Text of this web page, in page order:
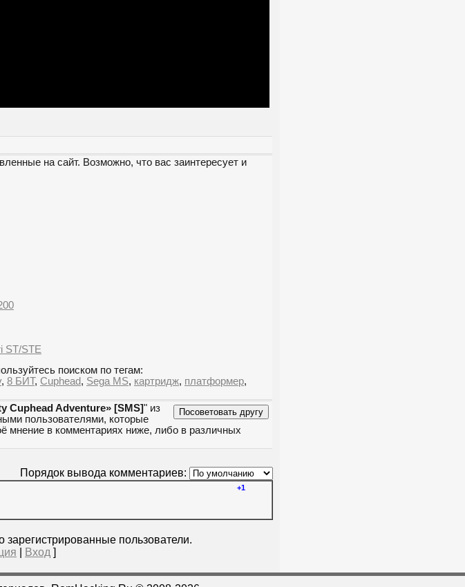
на сайт. Возможно, что вас заинтересует и
ST/STE
поиском по тегам:
, 8 БИТ, Cuphead, Sega MS, картридж, платформер,
Cuphead Adventure» [SMS]" из
пользователями, которые
мнение в комментариях ниже, либо в различных
Порядок вывода комментариев:
+1
зарегистрированные пользователи.
Вход ]